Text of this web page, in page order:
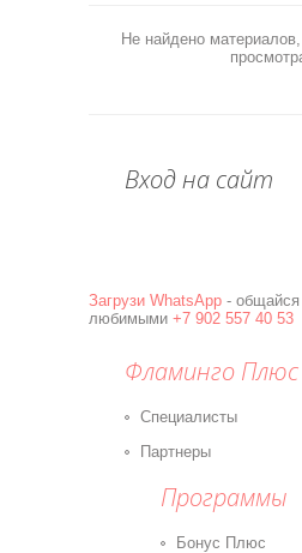
Не найдено
Вход на сайт
Загрузи WhatsApp - общайся
любимыми +7 902 557 40 53
Фламинго Плюс
Специалисты
Партнеры
Программы
Бонус Плюс